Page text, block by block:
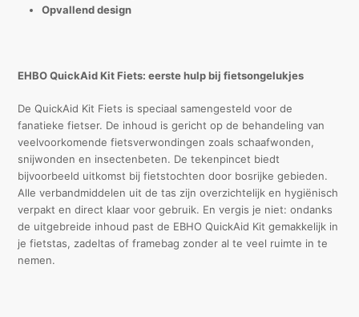
Opvallend design
EHBO QuickAid Kit Fiets: eerste hulp bij fietsongelukjes
De QuickAid Kit Fiets is speciaal samengesteld voor de
fanatieke fietser. De inhoud is gericht op de behandeling van
veelvoorkomende fietsverwondingen zoals schaafwonden,
snijwonden en insectenbeten. De tekenpincet biedt
bijvoorbeeld uitkomst bij fietstochten door bosrijke gebieden.
Alle verbandmiddelen uit de tas zijn overzichtelijk en hygiënisch
verpakt en direct klaar voor gebruik. En vergis je niet: ondanks
de uitgebreide inhoud past de EBHO QuickAid Kit gemakkelijk in
je fietstas, zadeltas of framebag zonder al te veel ruimte in te
nemen.